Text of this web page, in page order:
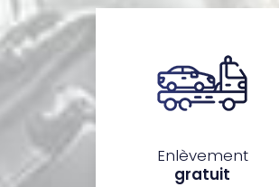
Enlèvement
gratuit